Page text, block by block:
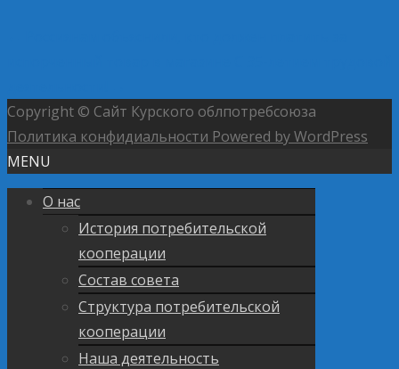
Copyright © Сайт Курского облпотребсоюза
Политика конфидиальности Powered by WordPress
MENU
О нас
История потребительской
кооперации
Состав совета
Структура потребительской
кооперации
Наша деятельность